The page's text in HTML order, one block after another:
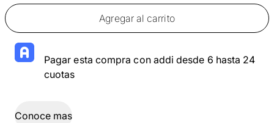
Agregar al carrito
Pagar esta compra con addi desde 6 hasta 24
cuotas
Conoce mas